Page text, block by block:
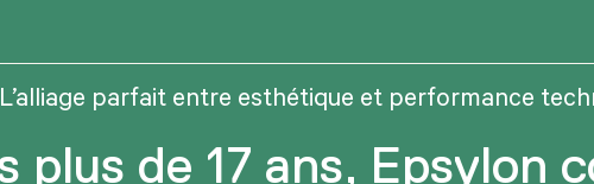
L’alliage parfait entre esthétique et performance
plus de 17 ans, Epsylon